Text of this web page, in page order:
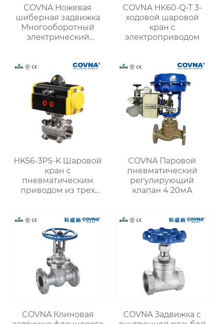
COVNA Ножевая
шиберная задвижка
Многооборотный
электрический
COVNA HK60-Q-T 3-
ходовой шаровой
кран с
электроприводом
HK56-3PS-K Шаровой
кран с
пневматическим
приводом из трех
COVNA Паровой
пневматический
регулирующий
клапан 4 20мА
COVNA Клиновая
COVNA Задвижка с